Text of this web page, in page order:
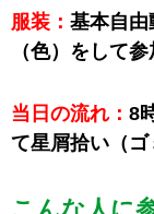
服装 ： 基本自由
（色）をして参
当日の流れ： 8
て星屑拾い（